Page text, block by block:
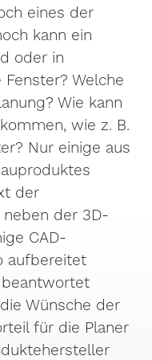
eines der
kann ein
oder in
Welche
Wie kann
wie z. B.
Nur einige aus
der
der 3D-
CAD-
aufbereitet
Wünsche der
für die Planer